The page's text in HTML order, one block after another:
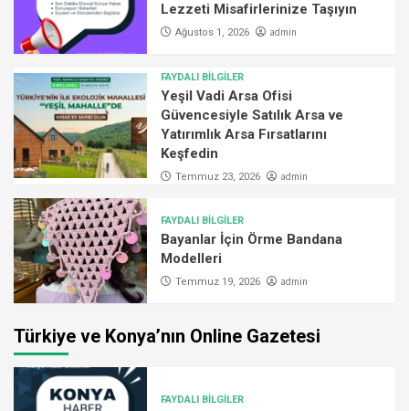
Lezzeti Misafirlerinize Taşıyın
Ağustos 1, 2026 admin
FAYDALI BİLGİLER
Yeşil Vadi Arsa Ofisi
Güvencesiyle Satılık Arsa ve
Yatırımlık Arsa Fırsatlarını
Keşfedin
Temmuz 23, 2026 admin
FAYDALI BİLGİLER
Bayanlar İçin Örme Bandana
Modelleri
Temmuz 19, 2026 admin
Türkiye ve Konya’nın Online Gazetesi
FAYDALI BİLGİLER